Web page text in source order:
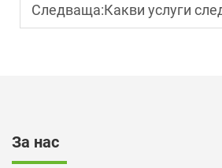
Следваща:Какви услуги след продажба се предлагат за
За нас